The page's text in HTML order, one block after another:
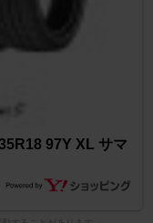
97Y XL サマ